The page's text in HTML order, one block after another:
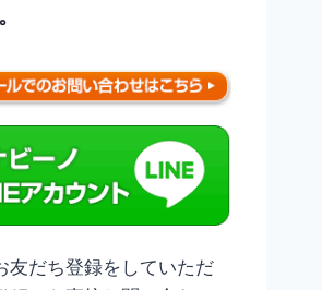
友だち登録をしていただ